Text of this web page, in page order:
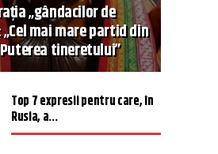
„gândacilor de
mai mare partid din
tineretului”
Top 7 expresii pentru care, în
Rusia, a...